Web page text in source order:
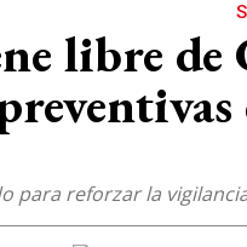
libre
para reforzar la